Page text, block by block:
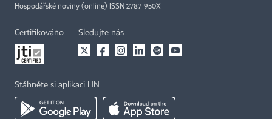
Hospodářské noviny (online) ISSN 2787-950X
Certifikováno Sledujte nás
Stáhněte si aplikaci HN